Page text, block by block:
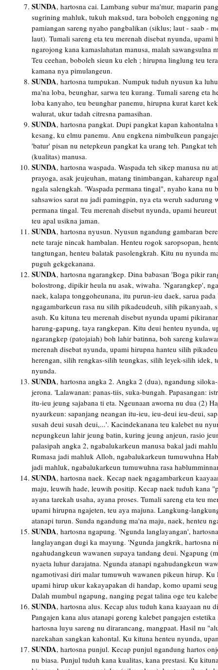
SUNDA, hartosna cai. Lambang subur ma'mur, maparin
sugrining mahluk, tukuh maksud, tara boboleh enggoning
pamiangan sareng nyaho pangbalikan (siklus; laut - saab -
laut). Tumali sareng eta teu merenah disebat nyunda, upami
ngarojong kana kamaslahatan manusa, malah sawangsulna
Teu ceehan, boboleh sieun ku eleh ; hirupna linglung teu
kamana nya pimulangeun.
SUNDA, hartosna tumpukan. Numpuk tuduh nyusun ka
ma'na loba, beunghar, sarwa teu kurang. Tumali sareng eta
loba kanyaho, teu beunghar panemu, hirupna kurat karet
walurat, ukur tadah citresna pamasihan.
SUNDA, hartosna pangkat. Dupi pangkat kapan kahontalna
kesang, ku elmu panemu. Anu engkena nimbulkeun
'batur' pisan nu netepkeun pangkat ka urang teh. Pangkat
(kualitas) manusa.
SUNDA, hartosna waspada. Waspada teh sikep manusa nu
prayoga, asak jeujeuhan, matang tinimbangan, kahareup
ngala salengkah. 'Waspada permana tingal", nyaho kana nu
sahsawios sarat nu jadi pamingpin, nya eta weruh sadurung
permana tingal. Teu merenah disebut nyunda, upami
teu apal usikna jaman.
SUNDA, hartosna nyusun. Nyusun ngandung gambaran
nete taraje nincak hambalan. Henteu rogok saropsopan,
tangtungan, henteu balatak pasolengkrah. Kitu nu nyunda
puguh gekgekanana.
SUNDA, hartosna ngarangkep. Dina babasan 'Boga pikir
bolostrong, dipikir heula nu asak, wiwaha. 'Ngarangkep',
naek, kalapa tonggoheunana, itu purun-ieu daek, sarua
ngagambarkeun rasa nu silih pikadeudeuh, silih pikanyaah,
asuh. Ku kituna teu merenah disebut nyunda upami
harung-gapung, taya rangkepan. Kitu deui henteu nyunda,
ngarangkep (patojaiah) boh lahir batinna, boh sareng
merenah disebat nyunda, upami hirupna hanteu silih
herengan, silih rengkas-silih teungkas, silih leyek-silih idek,
nyunda.
SUNDA, hartosna angka 2. Angka 2 (dua), ngandung
jerona. 'Lalawanan: panas-tiis, suka-bungah. Papasangan:
itu-ieu jeung sajabana ti eta. Ngeunaan aworna nu dua (2)
nyaurkeun: sapanjang neangan itu-ieu, ieu-deui ieu-deui,
susah deui susah deui,...'. Kacindekanana teu kalebet nu
nepungkeun lahir jeung batin, kuring jeung anjeun, rasio
palasipah angka 2, ngabalukarkeun manusa bakal jadi
Rumasa jadi mahluk Alloh, ngabalukarkeun tumuwuhna
jadi mahluk, ngabalukarkeun tumuwuhna rasa
SUNDA, hartosna naek. Kecap naek ngagambarkeun
maju, leuwih hade, leuwih positip. Kecap naek tuduh kana
ayana tarekah usaha, ayana proses. Tumali sareng eta teu
upami hirupna ngajeten, teu aya majuna. Langkung-
atanapi turun. Sunda ngandung ma'na maju, naek, henteu
SUNDA, hartosna ngapung. 'Ngunda langlayangan',
langlayangan dugi ka mayung. 'Ngunda jangkrik, hartosna
ngahudangkeun wawanen supaya tandang deui. Ngapung
nyaeta luhur darajatna. Ngunda atanapi ngahudangkeun
ngamotivasi diri malar tumuwuh wawanen pikeun hirup. Ku
upami hirup ukur kakayapakan di handap, komo upami
Dalah mumbul ngapung, nanging pegat talina oge teu
SUNDA, hartosna alus. Kecap alus tuduh kana kaayaan nu
Pangajen kana alus atanapi goreng kalebet pangajen
hartosna luyu sareng nu dirarancang, mangpaat. Hasil nu
narekahan sangkan kahontal. Ku kituna henteu nyunda,
SUNDA, hartosna punjul. Kecap punjul ngandung hartos
nu biasa. Punjul tuduh kana kualitas, kana prestasi. Ku